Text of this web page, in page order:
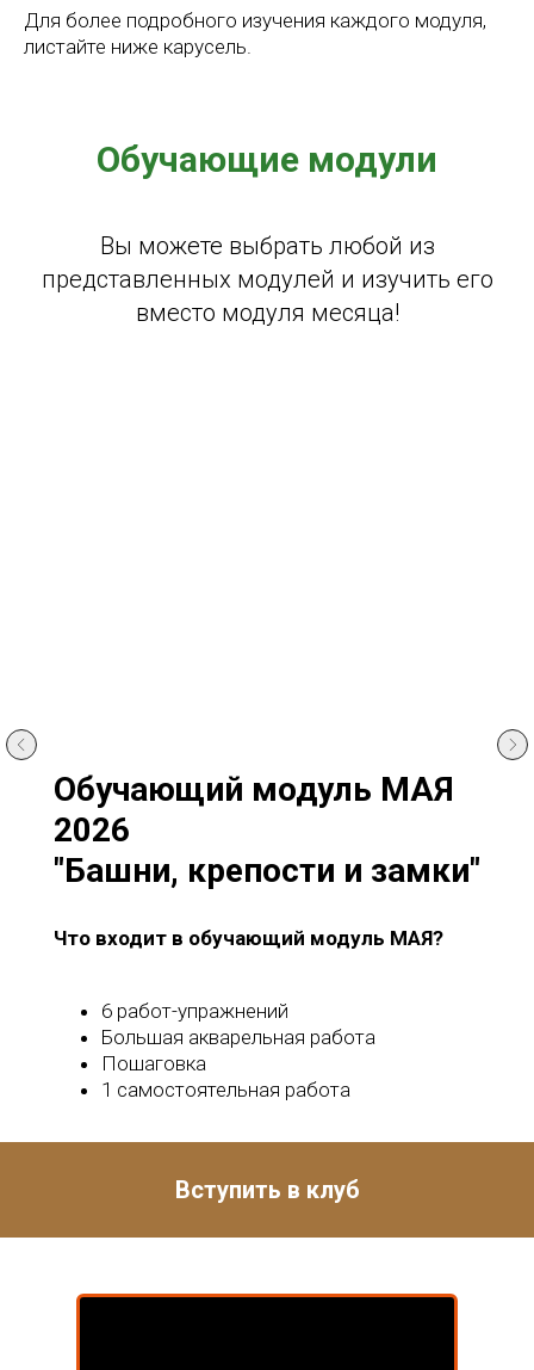
Для более подробного изучения каждого модуля,
листайте ниже карусель.
Обучающие модули
Вы можете выбрать любой из
представленных модулей и изучить его
вместо модуля месяца!
Обучающий модуль МАЯ
2026
"Башни, крепости и замки"
Что входит в обучающий модуль МАЯ?
6 работ-упражнений
Большая акварельная работа
Пошаговка
1 самостоятельная работа
Вступить в клуб